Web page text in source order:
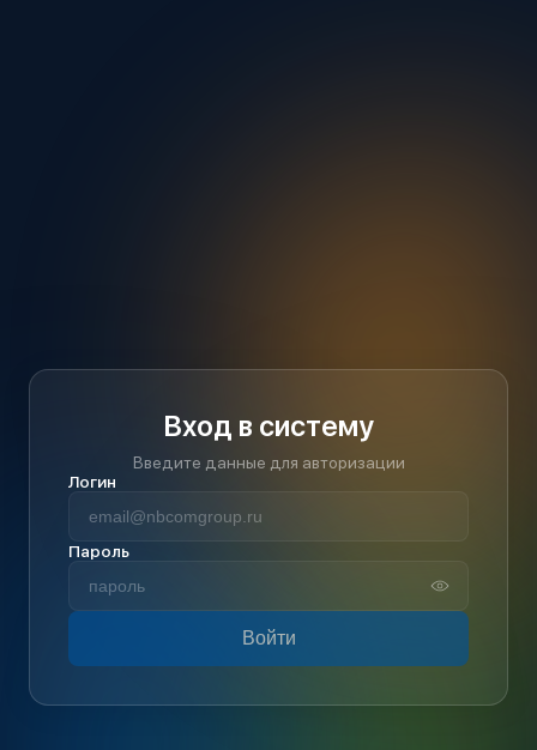
Вход в систему
Введите данные для авторизации
Логин
Пароль
Войти